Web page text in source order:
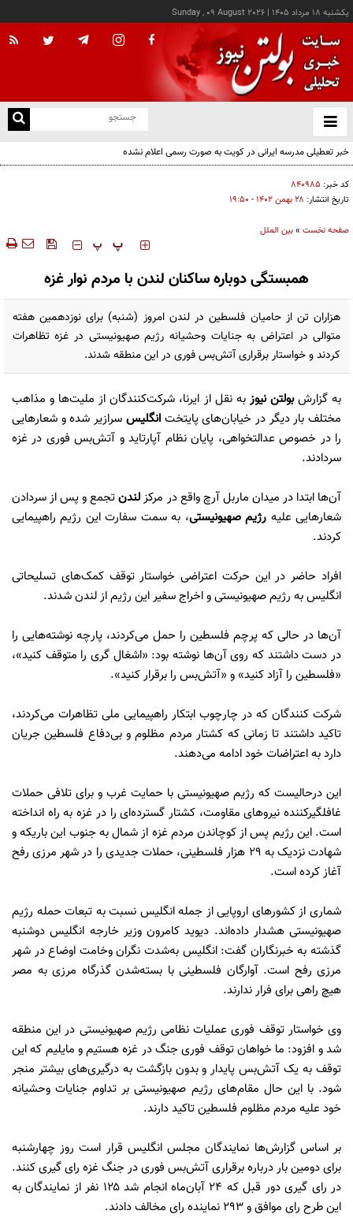
يکشنبه ۱۸ مرداد ۱۴۰۵ |
Sunday , 09 August 2026
باز
و
خبر تعطیلی مدرسه ایرانی در کویت به صورت رسمی اعلام نشده
کد خبر: ۸۴۰۹۸۵
تاریخ انتشار: ۲۸ بهمن ۱۴۰۲ - ۱۹:۵۰
صفحه نخست »بین الملل
‍‍‍ پ پ
همبستگی دوباره ساکنان لندن با مردم نوار غزه
هزاران تن از حامیان فلسطین در لندن امروز (شنبه) برای نوزدهمین هفته
متوالی در اعتراض به جنایات وحشیانه رژیم صهیونیستی در غزه تظاهرات
کردند و خواستار برقراری آتش‌بس فوری در این منطقه شدند.
به گزارشبولتن نیوز به نقل از ایرنا، شرکت‌کنندگان از ملیت‌ها و مذاهب
مختلف بار دیگر در خیابان‌های پایتختانگلیس سرازیر شده و شعارهایی
را در خصوص عدالتخواهی، پایان نظام آپارتاید و آتش‌بس فوری در غزه
سردادند.
آن‌ها ابتدا در میدان ماربل آرچ واقع در مرکزلندنتجمع و پس از سردادن
شعارهایی علیه رژیم صهیونیستی، به سمت سفارت این رژیم راهپیمایی
کردند.
افراد حاضر در این حرکت اعتراضی خواستار توقف کمک‌های تسلیحاتی
انگلیس به رژیم صهیونیستی و اخراج سفیر این رژیم از لندن شدند.
آن‌ها در حالی که پرچم فلسطین را حمل می‌کردند، پارچه نوشته‌هایی را
در دست داشتند که روی آن‌ها نوشته بود: «اشغال گری را متوقف کنید»،
«فلسطین را آزاد کنید» و «آتش‌بس را برقرار کنید».
شرکت کنندگان که در چارچوب ابتکار راهپیمایی ملی تظاهرات می‌کردند،
تاکید داشتند تا زمانی که کشتار مردم مظلوم و بی‌دفاع فلسطین جریان
دارد به اعتراضات خود ادامه می‌دهند.
این درحالیست که رژیم صهیونیستی با حمایت غرب و برای تلافی حملات
غافلگیرکننده‌ نیروهای مقاومت، کشتار گسترده‌ای را در غزه به راه‌ انداخته
است. این رژیم پس از کوچاندن مردم غزه از شمال به جنوب این باریکه و
شهادت نزدیک به ۲۹ هزار فلسطینی، حملات جدیدی را در شهر مرزی رفح
آغاز کرده است.
شماری از کشورهای اروپایی از جمله انگلیس نسبت به تبعات حمله رژیم
صهیونیستی هشدار داده‌اند. دیوید کامرون وزیر خارجه انگلیس دوشنبه
گذشته به خبرنگاران گفت: انگلیس به‌شدت نگران وخامت اوضاع در شهر
مرزی رفح است. آوارگان فلسطینی با بسته‌شدن گذرگاه مرزی به مصر
هیچ راهی برای فرار ندارند.
وی خواستار توقف فوری عملیات نظامی رژیم صهیونیستی در این منطقه
شد و افزود: ما خواهان توقف فوری جنگ در غزه هستیم و مایلیم که این
توقف به یک آتش‌بس پایدار و بدون بازگشت به درگیری‌های بیشتر منجر
شود. با این حال مقام‌های رژیم صهیونیستی بر تداوم جنایات وحشیانه
خود علیه مردم مظلوم فلسطین تاکید دارند.
بر اساس گزارش‌ها نمایندگان مجلس انگلیس قرار است روز چهارشنبه
برای دومین بار درباره برقراری آتش‌بس فوری در جنگ غزه رای گیری کنند.
در رای گیری دور قبل که ۲۴ آبان‌ماه انجام شد ۱۲۵ نفر از نمایندگان به
این طرح رای موافق و ۲۹۳ نماینده رای مخالف دادند.